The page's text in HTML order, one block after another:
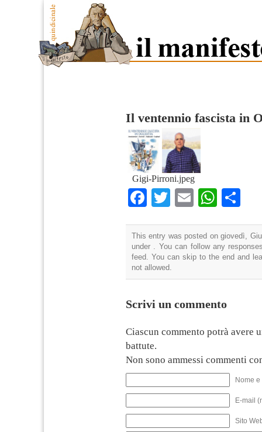
Il ventennio fascista in
Gigi-Pirroni.jpeg
Facebook
TwitterEmail
This entry was posted on giovedì,
under . You can follow any
feed. You can skip to the end and
not allowed.
Scrivi un commento
Ciascun commento potrà avere
battute.
Non sono ammessi commenti
Nome
E-mail
Sito